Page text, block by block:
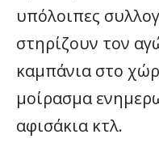
υπόλοιπες
στηρίζουν τον
καμπάνια στο
μοίρασμα
αφισάκια κτλ.